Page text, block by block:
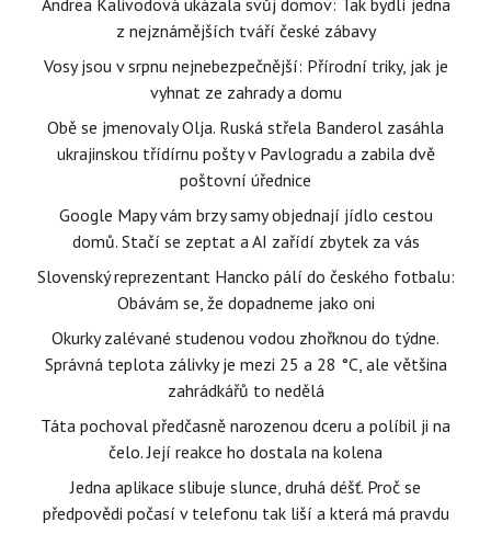
Andrea Kalivodová ukázala svůj domov: Tak bydlí jedna
z nejznámějších tváří české zábavy
Vosy jsou v srpnu nejnebezpečnější: Přírodní triky, jak je
vyhnat ze zahrady a domu
Obě se jmenovaly Olja. Ruská střela Banderol zasáhla
ukrajinskou třídírnu pošty v Pavlogradu a zabila dvě
poštovní úřednice
Google Mapy vám brzy samy objednají jídlo cestou
domů. Stačí se zeptat a AI zařídí zbytek za vás
Slovenský reprezentant Hancko pálí do českého fotbalu:
Obávám se, že dopadneme jako oni
Okurky zalévané studenou vodou zhořknou do týdne.
Správná teplota zálivky je mezi 25 a 28 °C, ale většina
zahrádkářů to nedělá
Táta pochoval předčasně narozenou dceru a políbil ji na
čelo. Její reakce ho dostala na kolena
Jedna aplikace slibuje slunce, druhá déšť. Proč se
předpovědi počasí v telefonu tak liší a která má pravdu